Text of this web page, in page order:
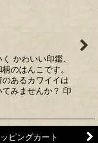
かわいい印鑑、
のはんこです。
あるカワイイは
みませんか？ 印
ピングカート